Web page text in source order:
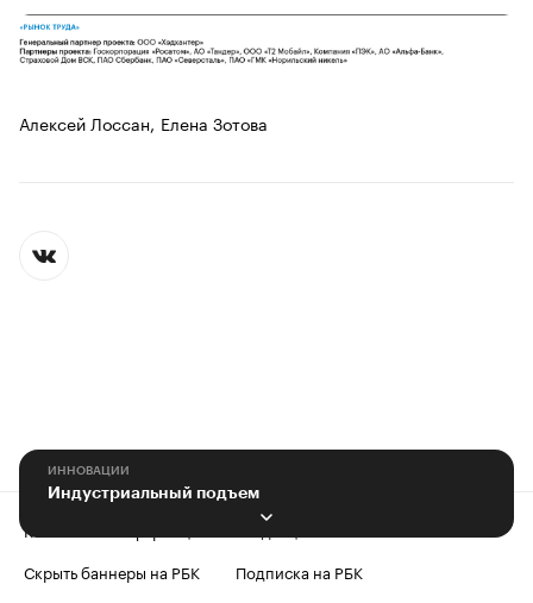
Алексей Лоссан, Елена Зотова
ИННОВАЦИИ
Индустриальный подъем
Контактная информация
Редакция
Скрыть баннеры на РБК
Подписка на РБК